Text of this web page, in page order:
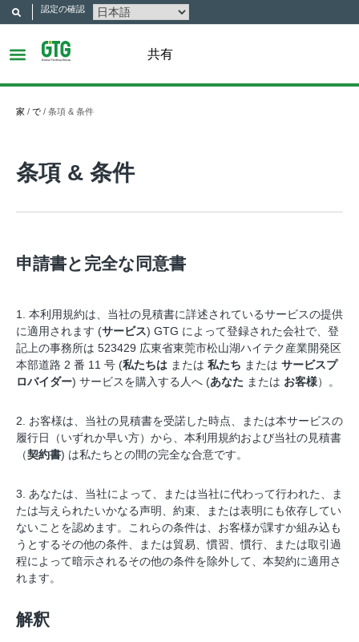
認定の確認
共有
家 / で / 条項 & 条件
条項 & 条件
申請書と完全な同意書
1. 本利用規約は、当社の見積書に詳述されているサービスの提供
に適用されます (サービス) GTG によって登録された会社で、登
記上の事務所は 523429 広東省東莞市松山湖ハイテク産業開発区
本部道路 2 番 11 号 (私たちは または 私たち または サービスプ
ロバイダー) サービスを購入する人へ (あなた または お客様）。
2. お客様は、当社の見積書を受諾した時点、または本サービスの
履行日（いずれか早い方）から、本利用規約および当社の見積書
（契約書) は私たちとの間の完全な合意です。
3. あなたは、当社によって、または当社に代わって行われた、ま
たは与えられたいかなる声明、約束、または表明にも依存してい
ないことを認めます。これらの条件は、お客様が課すか組み込も
うとするその他の条件、または貿易、慣習、慣行、または取引過
程によって暗示されるその他の条件を除外して、本契約に適用さ
れます。
解釈